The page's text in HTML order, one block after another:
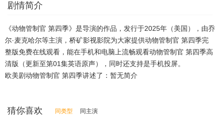
剧情简介
《动物管制官 第四季》是导演的作品，发行于2025年（美国），由乔
尔·麦克哈尔等主演，桥矿影视影院为大家提供动物管制官 第四季完
整版免费在线观看，能在手机和电脑上流畅观看动物管制官 第四季高
清版（更新至第01集英语原声），同时还支持是手机投屏。
欧美剧动物管制官 第四季讲述了：暂无简介
猜你喜欢 同类型 同主演